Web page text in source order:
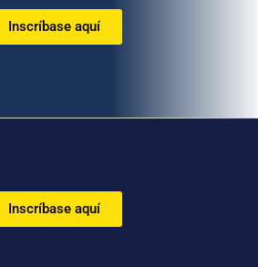
Inscríbase aquí
Inscríbase aquí